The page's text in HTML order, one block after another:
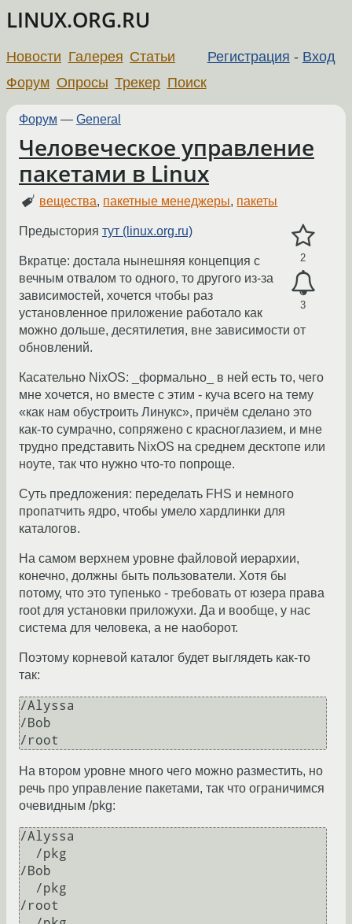
LINUX.ORG.RU
Регистрация - Вход
Новости Галерея Статьи
Форум Опросы Трекер Поиск
Форум — General
Человеческое управление
пакетами в Linux
вещества, пакетные менеджеры, пакеты
2
3
Предыстория тут (linux.org.ru)
Вкратце: достала нынешняя концепция с
вечным отвалом то одного, то другого из-за
зависимостей, хочется чтобы раз
установленное приложение работало как
можно дольше, десятилетия, вне зависимости от
обновлений.
Касательно NixOS: _формально_ в ней есть то, чего
мне хочется, но вместе с этим - куча всего на тему
«как нам обустроить Линукс», причём сделано это
как-то сумрачно, сопряжено с красноглазием, и мне
трудно представить NixOS на среднем десктопе или
ноуте, так что нужно что-то попроще.
Суть предложения: переделать FHS и немного
пропатчить ядро, чтобы умело хардлинки для
каталогов.
На самом верхнем уровне файловой иерархии,
конечно, должны быть пользователи. Хотя бы
потому, что это тупенько - требовать от юзера права
root для установки приложухи. Да и вообще, у нас
система для человека, а не наоборот.
Поэтому корневой каталог будет выглядеть как-то
так:
/Alyssa
/Bob
На втором уровне много чего можно разместить, но
речь про управление пакетами, так что ограничимся
очевидным /pkg:
/Alyssa
/Bob
/root